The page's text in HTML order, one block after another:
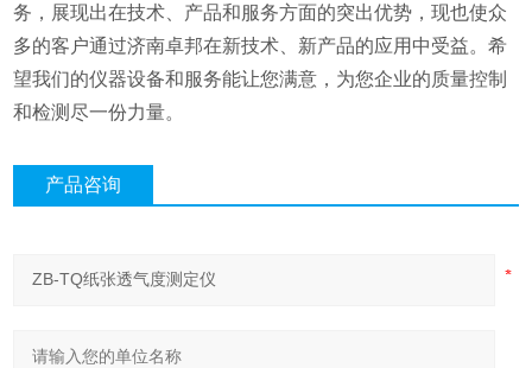
务，展现出在技术、产品和服务方面的突出优势，现也使众
多的客户通过济南卓邦在新技术、新产品的应用中受益。希
望我们的仪器设备和服务能让您满意，为您企业的质量控制
和检测尽一份力量。
产品咨询